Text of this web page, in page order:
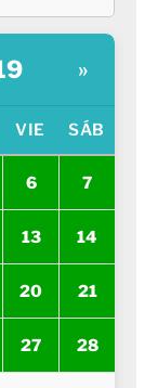
»
VIE SÁB
6 7
13 14
20 21
27 28